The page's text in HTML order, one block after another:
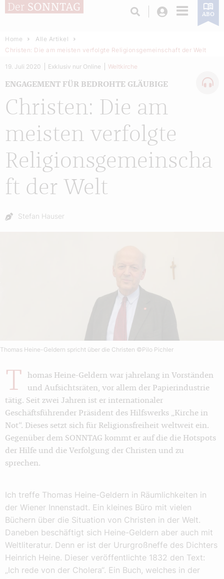
Login ABO
Home
Alle Artikel
Christen: Die am meisten verfolgte Religionsgemeinschaft der Welt
Christen: Die am
meisten verfolgte
Religionsgemeinscha
ft der Welt
ENGAGEMENT FÜR BEDROHTE GLÄUBIGE
19. Juli 2020 Exklusiv nur Online Weltkirche
Autor:
Stefan Hauser
Thomas Heine-Geldern spricht über die Christen ©Pilo Pichler
T
homas Heine-Geldern war jahrelang in Vorständen
und Aufsichtsräten, vor allem der Papierindustrie
tätig. Seit zwei Jahren ist er internationaler
Geschäftsführender Präsident des Hilfswerks „Kirche in
Not“. Dieses setzt sich für Religionsfreiheit weltweit ein.
Gegenüber dem SONNTAG kommt er auf die die Hotspots
der Hilfe und die Verfolgung der Christen und zu
sprechen.
Ich treffe Thomas Heine-Geldern in Räumlichkeiten in
der Wiener Innenstadt. Ein kleines Büro mit vielen
Büchern über die Situation von Christen in der Welt.
Daneben beschäftigt sich Heine-Geldern aber auch mit
Weltliteratur. Denn er ist der Ururgroßneffe des Dichters
Heinrich Heine. Dieser veröffentlichte 1832 den Text:
„Ich rede von der Cholera“. Ein Buch, welches in der